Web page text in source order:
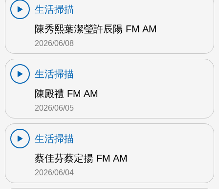
生活掃描
陳秀熙葉潔瑩許辰陽 FM AM
2026/06/08
生活掃描
陳殿禮 FM AM
2026/06/05
生活掃描
蔡佳芬蔡定揚 FM AM
2026/06/04